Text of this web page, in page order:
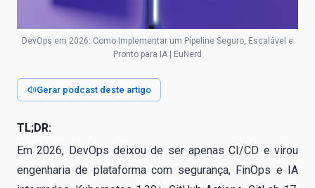
DevOps em 2026: Como Implementar um Pipeline Seguro, Escalável e
Pronto para IA | EuNerd
Gerar podcast deste artigo
TL;DR:
Em 2026, DevOps deixou de ser apenas CI/CD e virou
engenharia de plataforma com segurança, FinOps e IA